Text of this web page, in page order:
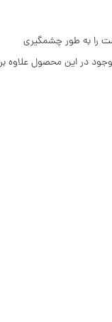
را به طور چشمگیری
در این محصول علاوه بر